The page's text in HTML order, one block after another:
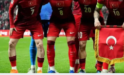
Yaşam
Yerel Yönetimler
Yurttan